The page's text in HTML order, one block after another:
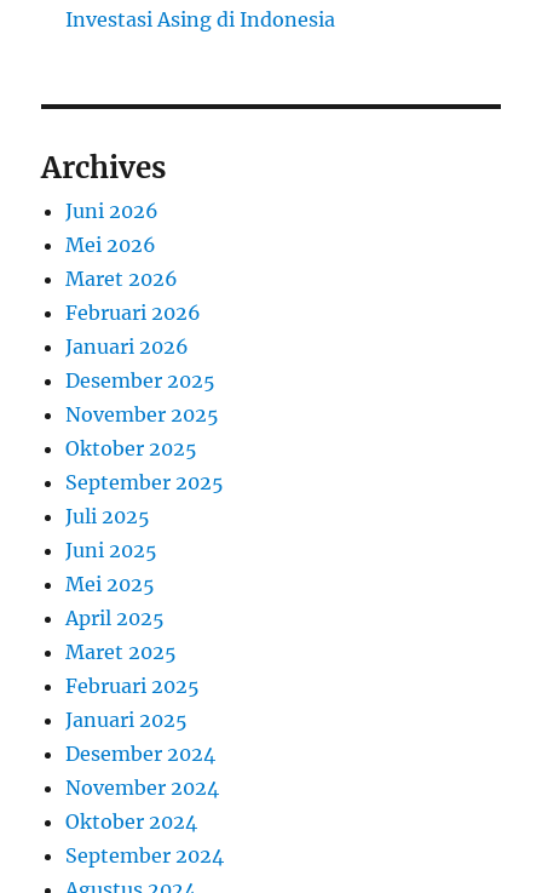
Investasi Asing di Indonesia
Archives
Juni 2026
Mei 2026
Maret 2026
Februari 2026
Januari 2026
Desember 2025
November 2025
Oktober 2025
September 2025
Juli 2025
Juni 2025
Mei 2025
April 2025
Maret 2025
Februari 2025
Januari 2025
Desember 2024
November 2024
Oktober 2024
September 2024